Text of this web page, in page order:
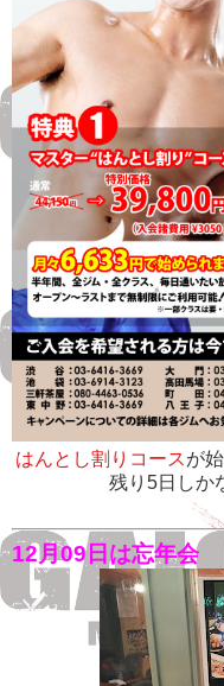
はんとし割りコースが
残り5日しか
12月09日は忘年会